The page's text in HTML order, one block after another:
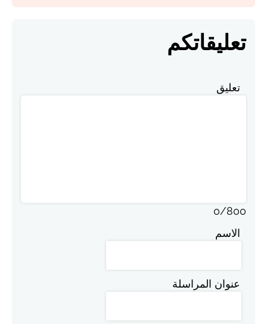
تعليقاتكم
تعليق
0/800
الاسم
عنوان المراسلة